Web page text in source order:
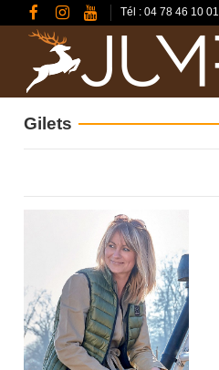
Tél : 04 78 46 10 01
Gilets